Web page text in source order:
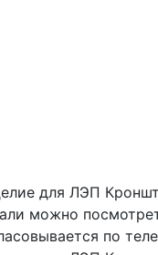
для ЛЭП
можно
по